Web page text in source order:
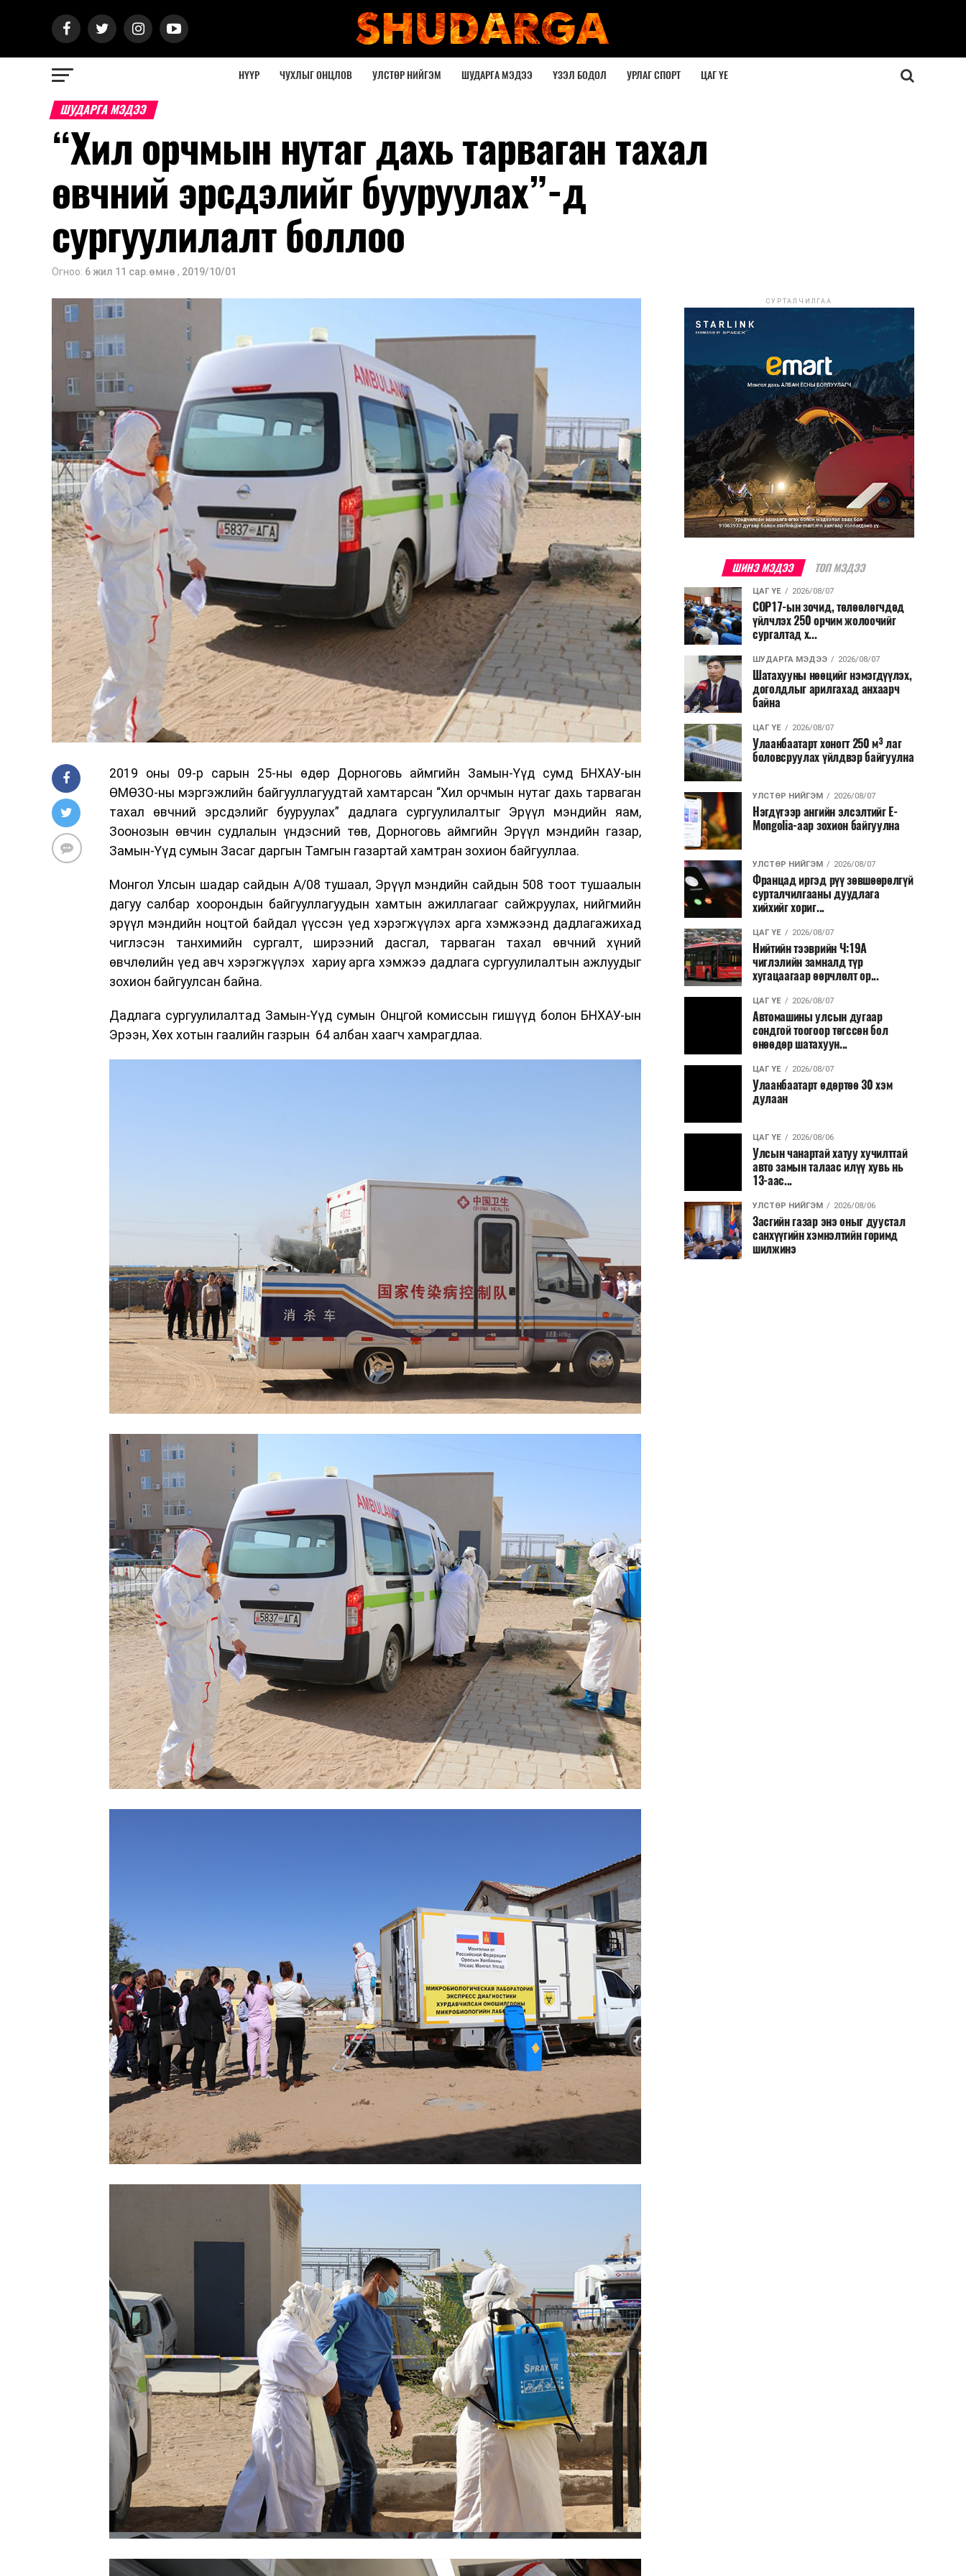
НҮҮР ЧУХЛЫГ ОНЦЛОВ УЛСТӨР НИЙГЭМ ШУДАРГА МЭДЭЭ ҮЗЭЛ БОДОЛ УРЛАГ СПОРТ ЦАГ ҮЕ
ШУДАРГА МЭДЭЭ
“Хил орчмын нутаг дахь тарваган тахал
өвчний эрсдэлийг бууруулах”-д
сургуулилалт боллоо
Огноо: 6 жил 11 сар.өмнө , 2019/10/01
2019 оны 09-р сарын 25-ны өдөр Дорноговь аймгийн Замын-Үүд сумд БНХАУ-ын
ӨМӨЗО-ны мэргэжлийн байгууллагуудтай хамтарсан “Хил орчмын нутаг дахь тарваган
тахал өвчний эрсдэлийг бууруулах” дадлага сургуулилалтыг Эрүүл мэндийн яам,
Зоонозын өвчин судлалын үндэсний төв, Дорноговь аймгийн Эрүүл мэндийн газар,
Замын-Үүд сумын Засаг даргын Тамгын газартай хамтран зохион байгууллаа.
Монгол Улсын шадар сайдын А/08 тушаал, Эрүүл мэндийн сайдын 508 тоот тушаалын
дагуу салбар хоорондын байгууллагуудын хамтын ажиллагааг сайжруулах, нийгмийн
эрүүл мэндийн ноцтой байдал үүссэн үед хэрэгжүүлэх арга хэмжээнд дадлагажихад
чиглэсэн танхимийн сургалт, ширээний дасгал, тарваган тахал өвчний хүний
өвчлөлийн үед авч хэрэгжүүлэх хариу арга хэмжээ дадлага сургуулилалтын ажлуудыг
зохион байгуулсан байна.
Дадлага сургуулилалтад Замын-Үүд сумын Онцгой комиссын гишүүд болон БНХАУ-ын
Эрээн, Хөх хотын гаалийн газрын 64 албан хаагч хамрагдлаа.
СУРТАЛЧИЛГАА
ШИНЭ МЭДЭЭ ТОП МЭДЭЭ
ЦАГ ҮЕ 2026/08/07
COP17-ын зочид, төлөөлөгчдөд
үйлчлэх 250 орчим жолоочийг
сургалтад х...
ШУДАРГА МЭДЭЭ 2026/08/07
Шатахууны нөөцийг нэмэгдүүлэх,
доголдлыг арилгахад анхаарч
байна
ЦАГ ҮЕ 2026/08/07
Улаанбаатарт хоногт 250 м³ лаг
боловсруулах үйлдвэр байгуулна
УЛСТӨР НИЙГЭМ 2026/08/07
Нэгдүгээр ангийн элсэлтийг E-
Mongolia-аар зохион байгуулна
УЛСТӨР НИЙГЭМ 2026/08/07
Францад иргэд рүү зөвшөөрөлгүй
сурталчилгааны дуудлага
хийхийг хориг...
ЦАГ ҮЕ 2026/08/07
Нийтийн тээврийн Ч:19А
чиглэлийн замналд түр
хугацаагаар өөрчлөлт ор...
ЦАГ ҮЕ 2026/08/07
Автомашины улсын дугаар
сондгой тоогоор төгссөн бол
өнөөдөр шатахуун...
ЦАГ ҮЕ 2026/08/07
Улаанбаатарт өдөртөө 30 хэм
дулаан
ЦАГ ҮЕ 2026/08/06
Улсын чанартай хатуу хучилттай
авто замын талаас илүү хувь нь
13-аас...
УЛСТӨР НИЙГЭМ 2026/08/06
Засгийн газар энэ оныг дуустал
санхүүгийн хэмнэлтийн горимд
шилжинэ